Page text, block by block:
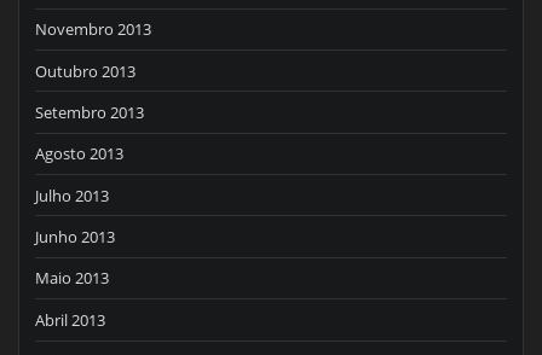
Novembro 2013
Outubro 2013
Setembro 2013
Agosto 2013
Julho 2013
Junho 2013
Maio 2013
Abril 2013